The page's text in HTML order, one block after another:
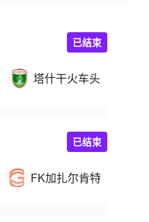
塔什干火车头
已结束
FK加扎尔肯特
已结束